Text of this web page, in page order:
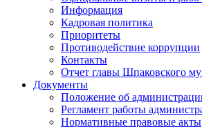
Информация
Кадровая политика
Приоритеты
Противодействие коррупции
Контакты
Отчет главы Шпаковского
Документы
Положение об
Регламент работы
Нормативные правовые акты